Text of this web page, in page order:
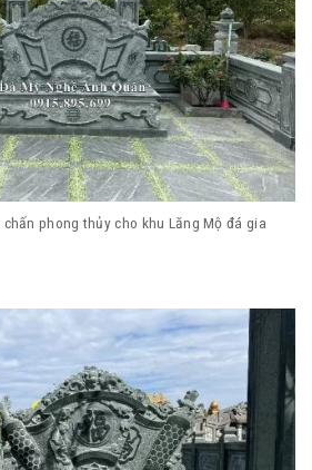
phong thủy cho khu Lăng Mộ đá gia